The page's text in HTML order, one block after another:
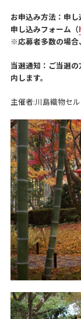
お申込み方法：申し
申し込みフォーム（
※応募者多数の場合
当選通知：ご当選
内します。
主催者:川島織物セ